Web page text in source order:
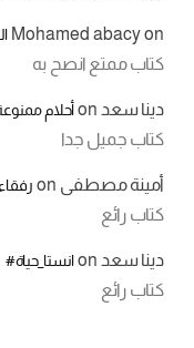
Mohamed abacyon
كتاب ممتع انصح به
دينا سعد onأحلام
كتاب جميل جدا
أمينة مصطفى on
كتاب رائع
دينا سعد onانستا_حياة#
كتاب رائع